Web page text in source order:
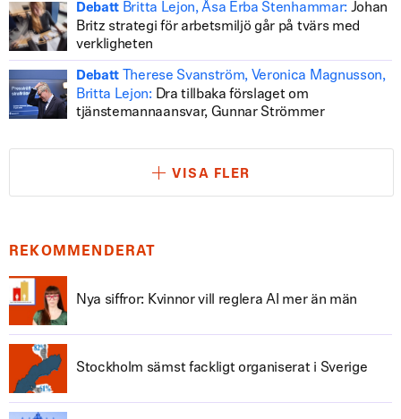
Debatt Britta Lejon, Åsa Erba Stenhammar: Johan
Britz strategi för arbetsmiljö går på tvärs med
verkligheten
Debatt
Therese Svanström, Veronica Magnusson,
Britta Lejon: Dra tillbaka förslaget om
tjänstemannaansvar, Gunnar Strömmer
VISA FLER
REKOMMENDERAT
Nya siffror: Kvinnor vill reglera AI mer än män
Stockholm sämst fackligt organiserat i Sverige